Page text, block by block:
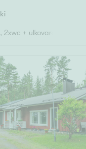
2xwc + ulkovarasto ja piha